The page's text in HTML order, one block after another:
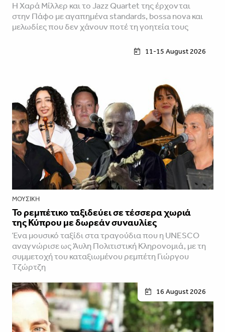
Η Χαρά Μίλλερ και το Jazz Quartet της έρχονται
στην Πάφο με αγαπημένα standards, bossa nova και
μελωδίες που δεν χάνουν ποτέ τη γοητεία τους
11-15 August 2026
ΜΟΥΣΙΚΉ
Το ρεμπέτικο ταξιδεύει σε τέσσερα χωριά
της Κύπρου με δωρεάν συναυλίες
Ένα μουσικό ταξίδι στα τραγούδια που η UNESCO
αναγνώρισε ως Άυλη Πολιτιστική Κληρονομιά, με τη
συμμετοχή του καταξιωμένου ρεμπέτη Γιώργου
Τζώρτζη
16 August 2026